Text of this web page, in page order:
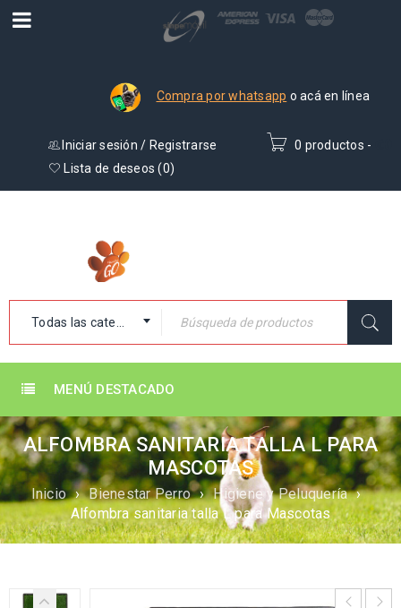
Compra por whatsapp o acá en línea
0 productos -
Iniciar sesión / Registrarse
Lista de deseos (0)
Todas las categorías
MENÚ DESTACADO
ALFOMBRA SANITARIA TALLA L PARA
MASCOTAS
Inicio › Bienestar Perro › Higiene y Peluquería ›
Alfombra sanitaria talla L para Mascotas